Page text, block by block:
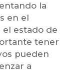
la
en el
estado de
tener
pueden
a